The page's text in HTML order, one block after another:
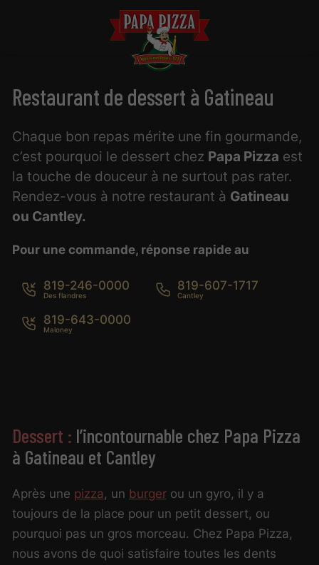
Restaurant de dessert à Gatineau
Chaque bon repas mérite une fin gourmande,
c’est pourquoi le dessert chez Papa Pizza est
la touche de douceur à ne surtout pas rater.
Rendez-vous à notre restaurant à Gatineau
ou Cantley.
Pour une commande, réponse rapide au
819-246-0000 819-607-1717
819-643-0000
Dessert : l’incontournable chez Papa Pizza
à Gatineau et Cantley
Après une pizza, un burger ou un gyro, il y a
toujours de la place pour un petit dessert, ou
pourquoi pas un gros morceau. Chez Papa Pizza,
nous avons de quoi satisfaire toutes les dents